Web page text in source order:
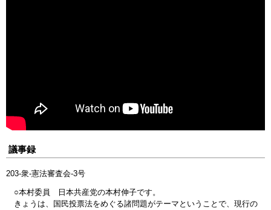
議事録
203-衆-憲法審査会-3号
○本村委員 日本共産党の本村伸子です。
きょうは、国民投票法をめぐる諸問題がテーマということで、現行の